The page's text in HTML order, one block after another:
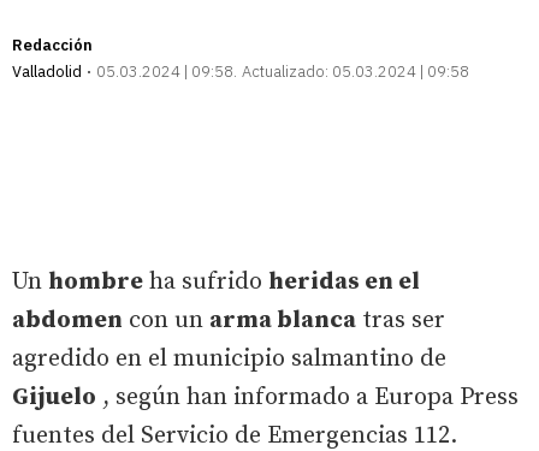
Redacción
Valladolid
05.03.2024 | 09:58 Actualizado: 05.03.2024 | 09:58
Un hombre ha sufrido heridas en el
abdomen con un arma blanca tras ser
agredido en el municipio salmantino de
Gijuelo , según han informado a Europa Press
fuentes del Servicio de Emergencias 112.